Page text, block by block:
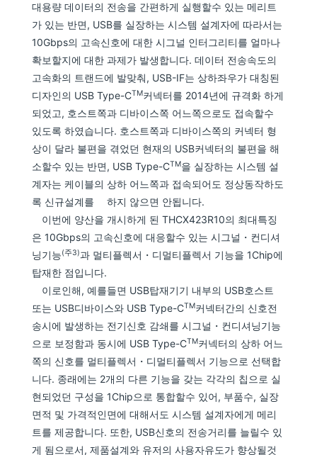
대용량 데이터의 전송을 간편하게 실행할수 있는 메리트
가 있는 반면, USB를 실장하는 시스템 설계자에 따라서는
10Gbps의 고속신호에 대한 시그널 인터그리티를 얼마나
확보할지에 대한 과제가 발생합니다. 데이터 전송속도의
고속화의 트랜드에 발맞춰, USB-IF는 상하좌우가 대칭된
디자인의 USB Type-CTM커넥터를 2014년에 규격화 하게
되었고, 호스트쪽과 디바이스쪽 어느쪽으로도 접속할수
있도록 하였습니다. 호스트쪽과 디바이스쪽의 커넥터 형
상이 달라 불편을 겪었던 현재의 USB커넥터의 불편을 해
소할수 있는 반면, USB Type-CTM을 실장하는 시스템 설
계자는 케이블의 상하 어느쪽과 접속되어도 정상동작하도
록 신규설계를 하지 않으면 안됩니다.
이번에 양산을 개시하게 된 THCX423R10의 최대특징
은 10Gbps의 고속신호에 대응할수 있는 시그널・컨디셔
닝기능(주3)과 멀티플렉서・디멀티플렉서 기능을 1Chip에
탑재한 점입니다.
이로인해, 예를들면 USB탑재기기 내부의 USB호스트
또는 USB디바이스와 USB Type-CTM커넥터간의 신호전
송시에 발생하는 전기신호 감쇄를 시그널・컨디셔닝기능
으로 보정함과 동시에 USB Type-CTM커넥터의 상하 어느
쪽의 신호를 멀티플렉서・디멀티플렉서 기능으로 선택합
니다. 종래에는 2개의 다른 기능을 갖는 각각의 칩으로 실
현되었던 구성을 1Chip으로 통합할수 있어, 부품수, 실장
면적 및 가격적인면에 대해서도 시스템 설계자에게 메리
트를 제공합니다. 또한, USB신호의 전송거리를 늘릴수 있
게 됨으로서, 제품설계와 유저의 사용자유도가 향상될것